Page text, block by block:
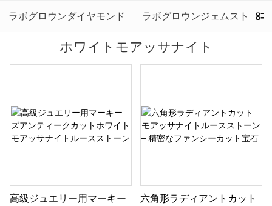
ラボグロウンダイヤモンド ラボグロウンジェムストーン
ホワイトモアッサナイト
高級ジュエリー用マーキー
六角形ラディアントカット